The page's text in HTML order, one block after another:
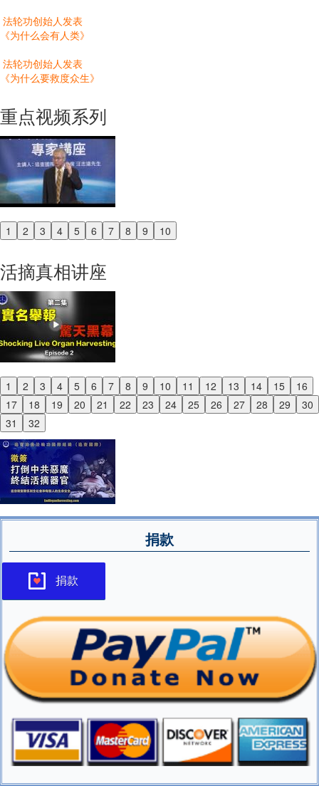
法轮功创始人发表
《为什么会有人类》
法轮功创始人发表
《为什么要救度众生》
重点视频系列
1 2 3 4 5 6 7 8 9 10
Previous
活摘真相讲座
1 2 3 4 5 6 7 8 9 10 11 12 13 14 15
16
17
18 19 20 21 22 23 24 25 26 27 28 29
30
31
32
Previous
Next
捐款
捐款